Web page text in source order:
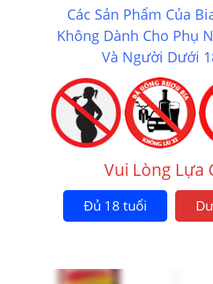
Các Sản Phẩm Của
Không Dành Cho Phụ
Và Người Dưới
Vui Lòng Lựa
Đủ 18 tuổi
BIA 8.6 RED ABV 7.9% – 500ML
1.152.000₫
Mua ngay
BIA BỈ